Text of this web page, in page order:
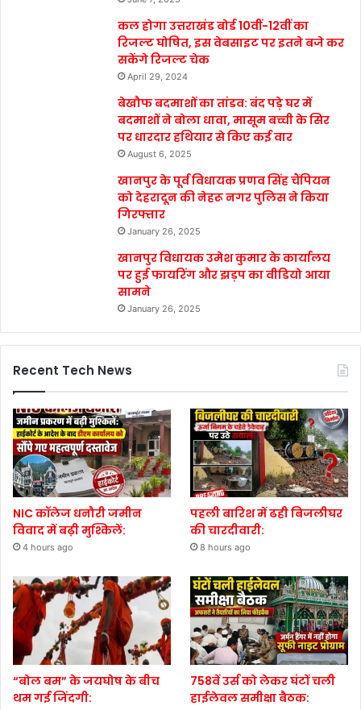
कल होगा उत्तराखंड बोर्ड 10वीं-12वीं का
रिजल्ट घोषित, इस वेबसाइट पर इतने बजे कर
सकेंगे रिजल्ट चेक
April 29, 2024
बेखौफ बदमाशों का तांडव: बंद पड़े घर में
बदमाशों ने बोला धावा, मासूम बच्ची के सिर
पर धारदार हथियार से किए कई वार
August 6, 2025
खानपुर के पूर्व विधायक प्रणव सिंह चैंपियन
को देहरादून की नेहरू नगर पुलिस ने किया
गिरफ्तार
January 26, 2025
खानपुर विधायक उमेश कुमार के कार्यालय
पर हुई फायरिंग और झड़प का वीडियो आया
सामने
January 26, 2025
Recent Tech News
NIC कॉलेज धनौरी जमीन
विवाद में बढ़ी मुश्किलें:
4 hours ago
पहली बारिश में ढही बिजलीघर
की चारदीवारी:
8 hours ago
“बोल बम” के जयघोष के बीच
थम गई जिंदगी:
758वें उर्स को लेकर घंटों चली
हाईलेवल समीक्षा बैठक: